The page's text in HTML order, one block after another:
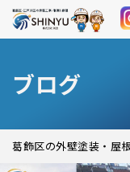
ブログ
葛飾区の外壁塗装・屋